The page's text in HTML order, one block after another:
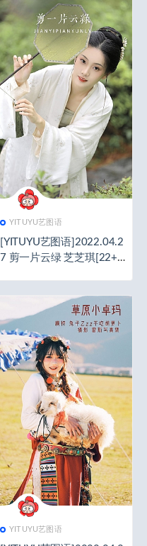
YITUYU艺图语
[YITUYU艺图语]2022.04.2
7 剪一片云绿 芝芝琪[22+1
YITUYU艺图语